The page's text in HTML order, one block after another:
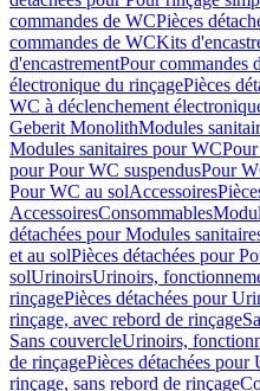
commandes de WCPièces
commandes de WCKits
d'encastrementPour commandes
électronique du rinçagePièces
WC à déclenchement
Geberit MonolithModules
Modules sanitaires pour WC
pour Pour WC suspendusPour
Pour WC au solAccessoires
AccessoiresConsommables
détachées pour Modules
et au solPièces détachées pour
solUrinoirsUrinoirs,
rinçagePièces détachées pour
rinçage, avec rebord de rinçage
Sans couvercleUrinoirs,
de rinçagePièces détachées
rinçage, sans rebord de rinçage